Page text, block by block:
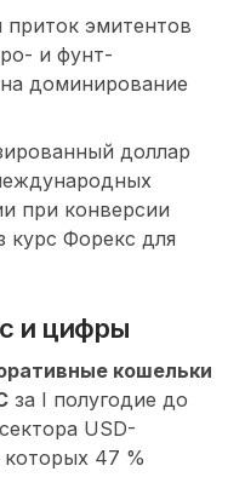
приток эмитентов
и фунт-
доминирование
доллар
при конверсии
курс Форекс для
и цифры
кошельки
за I полугодие до
USD-
которых 47 %